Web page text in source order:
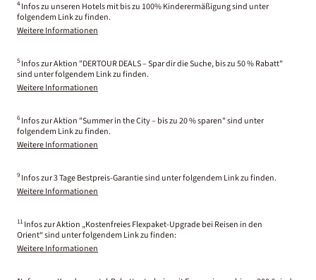
4 Infos zu unseren Hotels mit bis zu 100% Kinderermäßigung sind unter
folgendem Link zu finden.
Weitere Informationen
5 Infos zur Aktion "DERTOUR DEALS – Spar dir die Suche, bis zu 50 % Rabatt"
sind unter folgendem Link zu finden.
Weitere Informationen
6 Infos zur Aktion "Summer in the City – bis zu 20 % sparen" sind unter
folgendem Link zu finden.
Weitere Informationen
9 Infos zur 3 Tage Bestpreis-Garantie sind unter folgendem Link zu finden.
Weitere Informationen
11 Infos zur Aktion „Kostenfreies Flexpaket-Upgrade bei Reisen in den
Orient“ sind unter folgendem Link zu finden:
Weitere Informationen